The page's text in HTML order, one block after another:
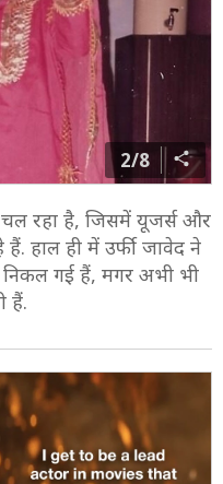
2/8
चल रहा है, जिसमें यूजर्स और
हाल ही में उर्फी जावेद ने
गई हैं, मगर अभी भी
हैं.